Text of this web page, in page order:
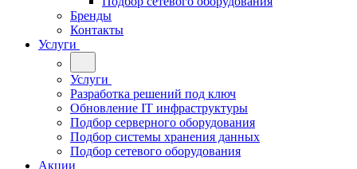
Бренды
Контакты
Услуги
Услуги
Разработка решений под ключ
Обновление IT инфраструктуры
Подбор серверного оборудования
Подбор системы хранения данных
Подбор сетевого оборудования
Акции